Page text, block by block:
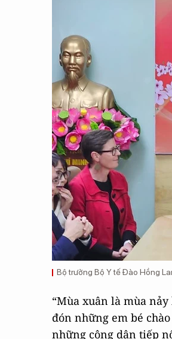
Bộ trưởng Bộ Y tế Đào Hồng
“Mùa xuân là mùa
đón những em bé
những công dân tiếp